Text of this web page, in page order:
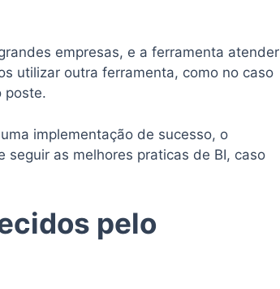
empresas, e a ferramenta atender
utilizar outra ferramenta, como no caso
poste.
implementação de sucesso, o
as melhores praticas de BI, caso
pelo